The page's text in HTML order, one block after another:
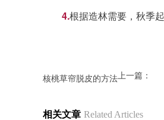
4.根据造林需要，秋季
上一篇：
核桃草帘脱皮的方法
相关文章 Related Articles